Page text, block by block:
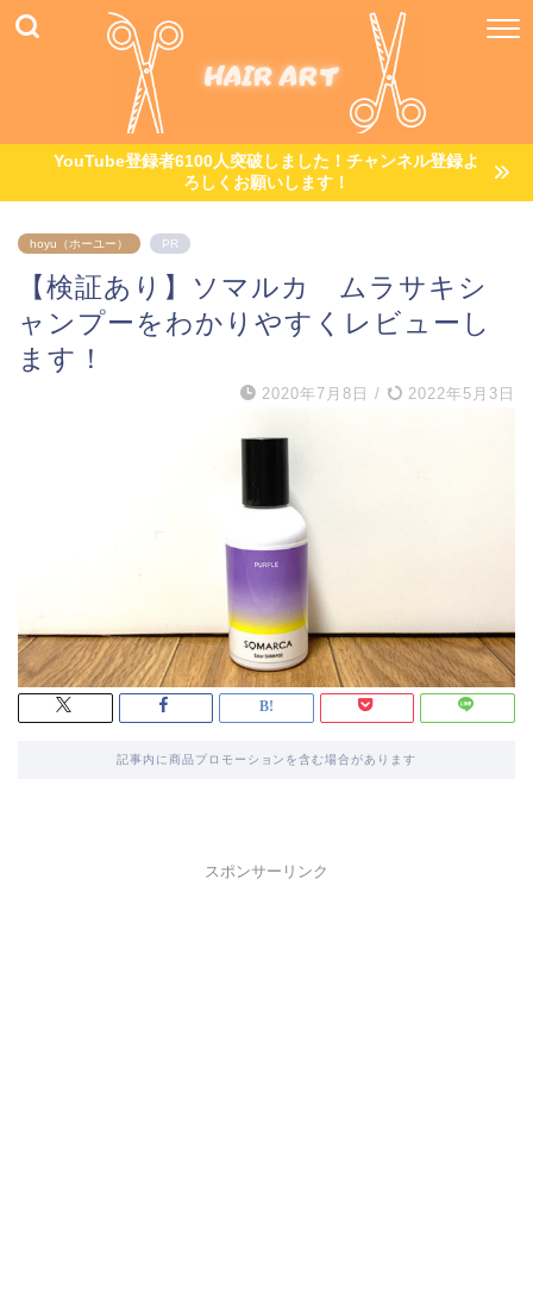
YouTube登録者6100人突破しました！チャンネル登録よ
ろしくお願いします！
hoyu（ホーユー） PR
【検証あり】ソマルカ ムラサキシ
ャンプーをわかりやすくレビューし
ます！
2020年7月8日 / 2022年5月3日
記事内に商品プロモーションを含む場合があります
スポンサーリンク